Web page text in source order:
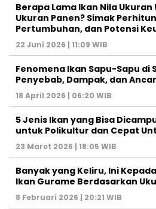
Berapa Lama Ikan Nila Ukuran
Ukuran Panen? Simak
Pertumbuhan, dan Potensi
22 Juni 2026 | 11:09 WIB
Fenomena Ikan Sapu-Sapu di
Penyebab, Dampak, dan
18 April 2026 | 06:20 WIB
5 Jenis Ikan yang Bisa
untuk Polikultur dan Cepat
23 Maret 2026 | 18:05 WIB
Banyak yang Keliru, Ini
Ikan Gurame Berdasarkan
8 Februari 2026 | 20:21 WIB